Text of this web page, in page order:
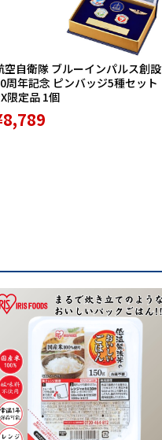
空自衛隊 ブルーインパルス創設
周年記念 ピンバッジ5種セット
限定品 1個